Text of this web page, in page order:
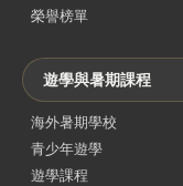
榮譽榜單
遊學與暑期課程
海外暑期學校
青少年遊學
遊學課程